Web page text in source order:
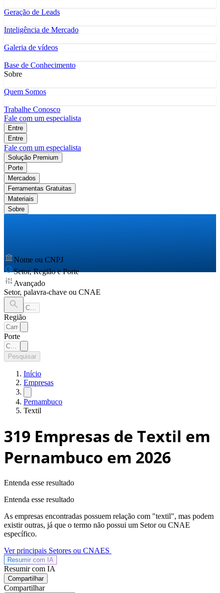
Geração de Leads
Inteligência de Mercado
Galeria de vídeos
Base de Conhecimento
Sobre
Quem Somos
Trabalhe Conosco
Fale com um especialista
Entre
Entre
Fale com um especialista
Solução Premium
Porte
Mercados
Ferramentas Gratuitas
Materiais
Sobre
Nome ou CNPJ
Setor, Região e Porte
Avançado
Setor, palavra-chave ou CNAE
Região
Porte
Pesquisar
Início
Empresas
Pernambuco
Textil
319 Empresas de Textil em
Pernambuco em 2026
Entenda esse resultado
Entenda esse resultado
As empresas encontradas possuem relação com "textil", mas podem
existir outras, já que o termo não possui um Setor ou CNAE
específico.
Ver principais Setores ou CNAES
Resumir com IA
Resumir com IA
Compartilhar
Compartilhar